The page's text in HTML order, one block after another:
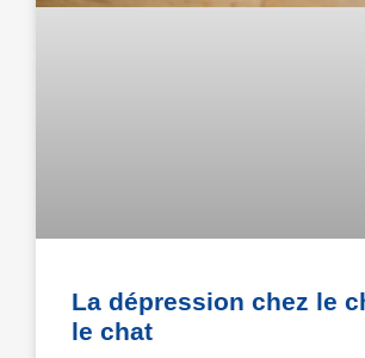
La dépression chez le
le chat